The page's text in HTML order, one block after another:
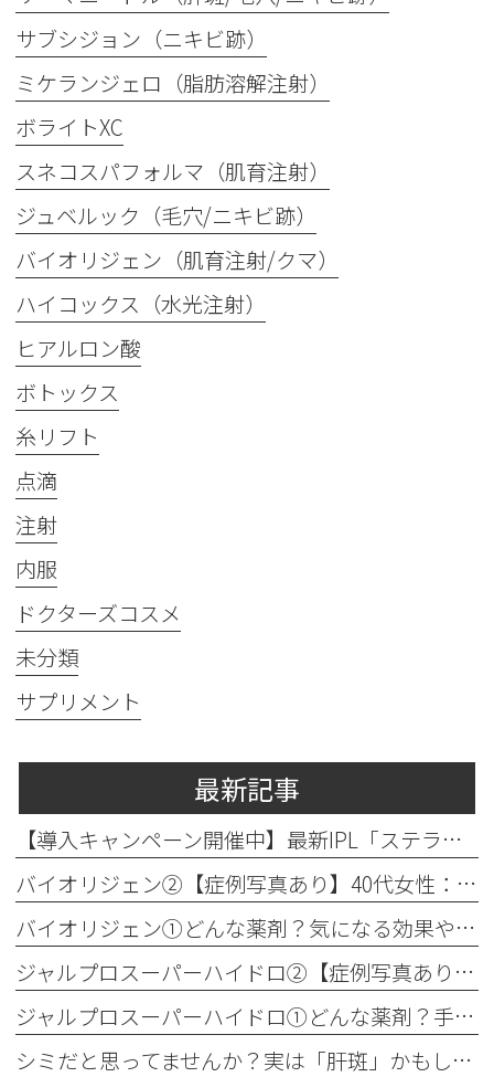
サブシジョン（ニキビ跡）
ミケランジェロ（脂肪溶解注射）
ボライトXC
スネコスパフォルマ（肌育注射）
ジュベルック（毛穴/ニキビ跡）
バイオリジェン（肌育注射/クマ）
ハイコックス（水光注射）
ヒアルロン酸
ボトックス
糸リフト
点滴
注射
内服
ドクターズコスメ
未分類
サプリメント
最新記事
【導入キャンペーン開催中】最新IPL「ステラM22」で透明感のある素肌へ
バイオリジェン②【症例写真あり】40代女性：目元の小じわ改善
バイオリジェン①どんな薬剤？気になる効果やダウンタイムについて解説
ジャルプロスーパーハイドロ②【症例写真あり】50代女性：ほうれい線・口横たるみ改善【手打ち注射】
ジャルプロスーパーハイドロ①どんな薬剤？手打ちとハイコックスの違いも解説
シミだと思ってませんか？実は「肝斑」かもしれません